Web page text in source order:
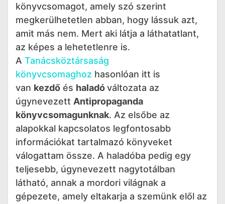
könyvcsomagot, amely szó szerint
megkerülhetetlen abban, hogy lássuk azt,
amit más nem. Mert aki látja a láthatatlant,
az képes a lehetetlenre is.
A Tanácsköztársaság
könyvcsomaghoz hasonlóan itt is
van kezdő és haladóváltozata az
úgynevezett Antipropaganda
könyvcsomagunknak. Az elsőbe az
alapokkal kapcsolatos legfontosabb
információkat tartalmazó könyveket
válogattam össze. A haladóba pedig egy
teljesebb, úgynevezett nagytotálban
látható, annak a mordori világnak a
gépezete, amely eltakarja a szemünk elől az